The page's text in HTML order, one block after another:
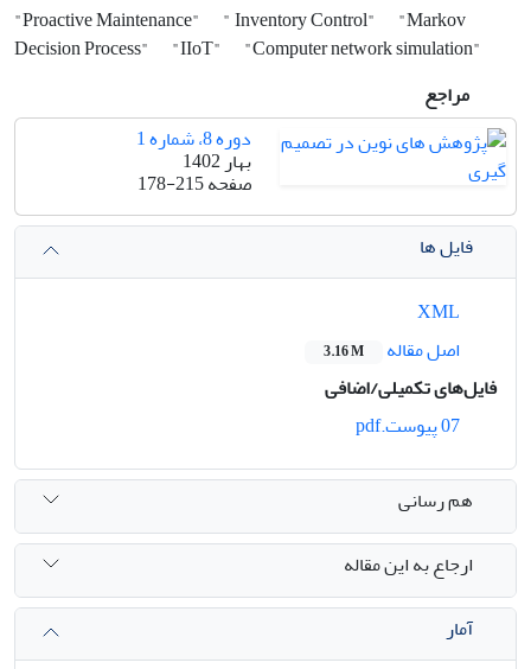
"Proactive Maintenance" " Inventory Control"
"Markov
Decision Process"
"IIoT"
"Computer network simulation"
مراجع
دوره 8، شماره 1
بهار 1402
صفحه178-215
فایل ها
اصل مقاله
3.16 M
فایل‌های تکمیلی/اضافی
هم رسانی
ارجاع به این مقاله
آمار